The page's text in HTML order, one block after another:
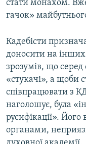
стати монахом.
гачок»
Кадебісти
доносити на
зрозумів, що серед
«стукачі», а щоби
співпрацювати з
наголошує, була
русифікації».
органами,